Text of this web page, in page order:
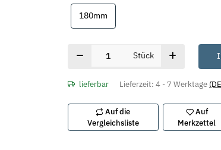
180mm180mm
Stück
lieferbar Lieferzeit:4 - 7 Werktage
Auf die
Vergleichsliste
Auf
Merkzettel